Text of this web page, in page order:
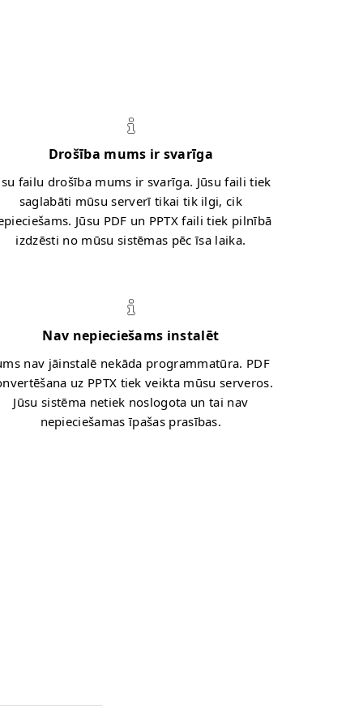
Drošība mums ir svarīga
failu drošība mums ir svarīga. Jūsu faili tiek
saglabāti mūsu serverī tikai tik ilgi, cik
Jūsu PDF un PPTX faili tiek pilnībā
izdzēsti no mūsu sistēmas pēc īsa laika.
Nav nepieciešams instalēt
nav jāinstalē nekāda programmatūra. PDF
uz PPTX tiek veikta mūsu serveros.
Jūsu sistēma netiek noslogota un tai nav
nepieciešamas īpašas prasības.